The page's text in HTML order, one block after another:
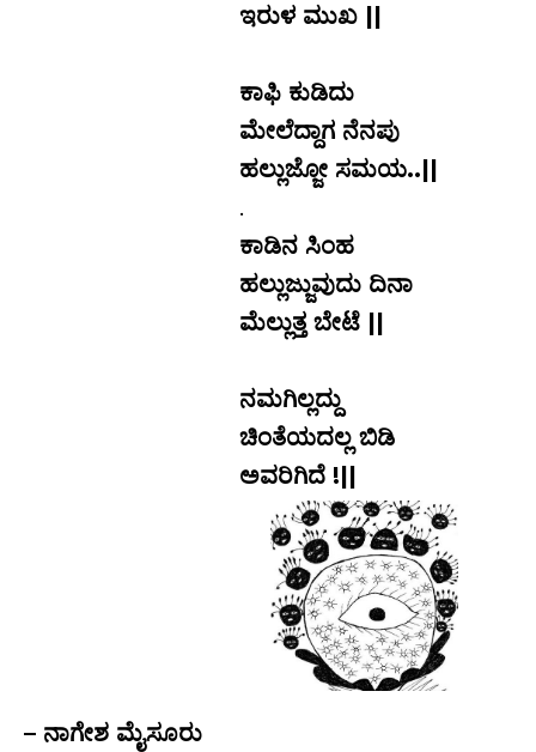
ಇರುಳ ಮುಖ ||
ಕಾಫಿ ಕುಡಿದು
ಮೇಲೆದ್ದಾಗ ನೆನಪು
ಹಲ್ಲುಜ್ಜೋ ಸಮಯ..||
.
ಕಾಡಿನ ಸಿಂಹ
ಹಲ್ಲುಜ್ಜುವುದು ದಿನಾ
ಮೆಲ್ಲುತ್ತ ಬೇಟೆ ||
ನಮಗಿಲ್ಲದ್ದು
ಚಿಂತೆಯದಲ್ಲ ಬಿಡಿ
ಅವರಿಗಿದೆ !||
– ನಾಗೇಶ ಮೈಸೂರು